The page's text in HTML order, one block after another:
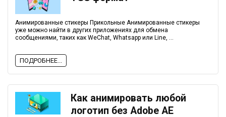
Анимированные стикеры Прикольные Анимированные стикеры
уже можно найти в других приложениях для обмена
сообщениями, таких как WeChat, Whatsapp или Line, ...
ПОДРОБНЕЕ...
Как анимировать любой
логотип без Adobe AE